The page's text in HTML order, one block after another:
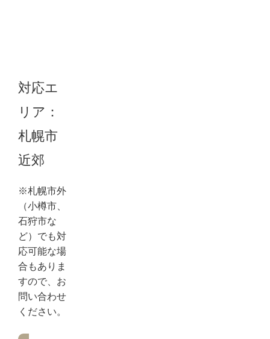
対応エ
リア：
札幌市
近郊
※札幌市外
（小樽市、
石狩市な
ど）でも対
応可能な場
合もありま
すので、お
問い合わせ
ください。